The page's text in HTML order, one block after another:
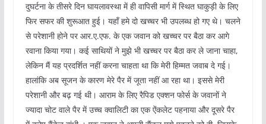
दुघर्टना के तीसरे दिन घायलावस्था में ही वापिसी मार्ग में स्थित घाकुड़ी के लिए
फिर सफर की शुरूआत हुई। यहॉं हमे दो खच्‍चर भी उपलब्‍ध हो गए थे। चलने
से परेशानी होने पर आर.ए.एफ. के एक जवान को खच्‍चर पर बैठा कर आगे
रवाना किया गया। कई साथियों ने मुझे भी खच्‍चर पर बैठा कर ले जाना चाहा,
लेकिन मैं यह प्रदर्शित नहीं करना चाहता था कि मेरी हिम्‍मत जवाब दे गई।
हालांकि अब सूजन के कारण मेरे पैर में जूता नहीं आ रहा था। इससे मेरी
परेशानी और बढ़ गई थी। आराम के लिए रैपिड एक्शन फोर्स के जवानों ने
ज्यादा चोट वाले पैर में उच्च क्वालिटी का एक ऐंकलेट पहनाया और दूसरे पैर